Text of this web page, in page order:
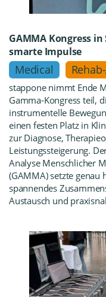
GAMMA Kongress
smarte Impulse
Medical
stappone nimmt Ende
Gamma-Kongress teil,
instrumentelle
einen festen Platz in
zur Diagnose,
Leistungssteigerung.
Analyse Menschlicher
(GAMMA) setzte
spannendes
Austausch und